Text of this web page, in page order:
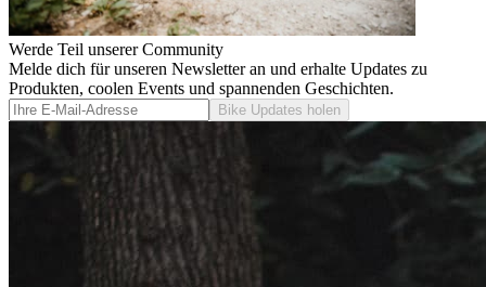
Werde Teil unserer Community
Melde dich für unseren Newsletter an und erhalte Updates zu
Produkten, coolen Events und spannenden Geschichten.
Bike Updates holen